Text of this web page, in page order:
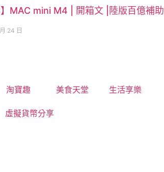
】MAC mini M4 | 開箱文 |陸版百億補助
24 日
淘寶趣 美食天堂 生活享樂
虛擬貨幣分享